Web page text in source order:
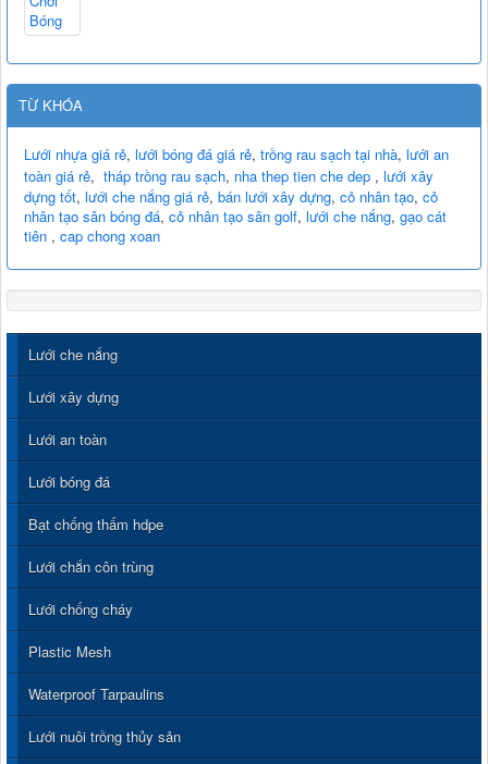
TỪ KHÓA
Lưới nhựa giá rẻ, lưới bóng đá giá rẻ, trồng rau sạch tại nhà, lưới an
toàn giá rẻ, tháp trồng rau sạch, nha thep tien che dep , lưới xây
dựng tốt, lưới che nắng giá rẻ, bán lưới xây dựng, cỏ nhân tạo, cỏ
nhân tạo sân bóng đá, cỏ nhân tạo sân golf, lưới che nắng, gạo cát
tiên , cap chong xoan
Lưới che nắng
Lưới xây dựng
Lưới an toàn
Lưới bóng đá
Bạt chống thấm hdpe
Lưới chắn côn trùng
Lưới chống cháy
Plastic Mesh
Waterproof Tarpaulins
Lưới nuôi trồng thủy sản